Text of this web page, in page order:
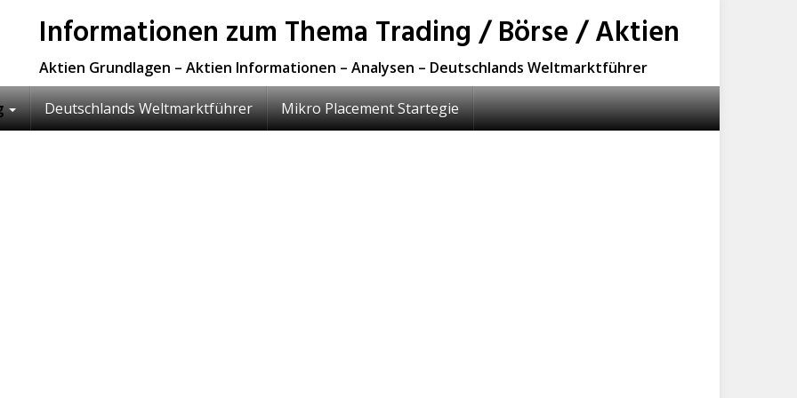
Informationen zum Thema Trading / Börse / Aktien
Aktien Grundlagen – Aktien Informationen – Analysen – Deutschlands Weltmarktführer
Deutschlands Weltmarktführer Mikro Placement Startegie